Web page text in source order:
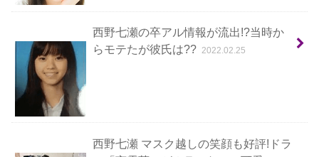
西野七瀬の卒アル情報が流出!?当時か
らモテたが彼氏は??
2022.02.25
西野七瀬 マスク越しの笑顔も好評!ドラ